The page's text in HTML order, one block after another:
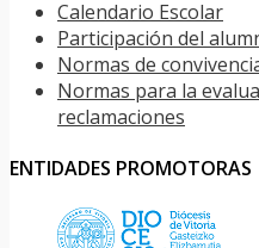
Calendario Escolar
Participación del
Normas de
Normas para la
reclamaciones
ENTIDADES PROMOTORAS